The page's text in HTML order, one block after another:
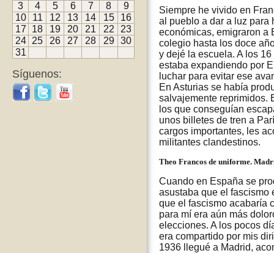
3
4 5 6 7 8
9
10
11 12 13 14 15
16
17
18 19 20 21 22
23
24
25 26 27 28 29
30
31
Síguenos:
Siempre he vivido en
al pueblo a dar a luz para
económicas, emigraron a
colegio hasta los doce
y dejé la escuela. A los
estaba expandiendo por
luchar para evitar ese
En Asturias se había
salvajemente reprimidos.
los que conseguían
unos billetes de tren a
cargos importantes, les
militantes clandestinos.
Theo Francos de uniforme.
Cuando en España se
asustaba que el fascismo
que el fascismo acabaría
para mí era aún más
elecciones. A los pocos
era compartido por mis
1936 llegué a Madrid,